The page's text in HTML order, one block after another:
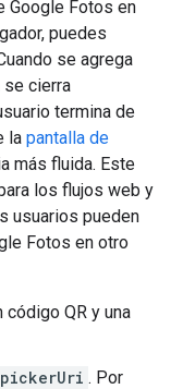
Google Fotos en
puedes
se agrega
se cierra
termina de
la pantalla de
más fluida. Este
los flujos web y
usuarios pueden
Fotos en otro
código QR y una
pickerUri . Por